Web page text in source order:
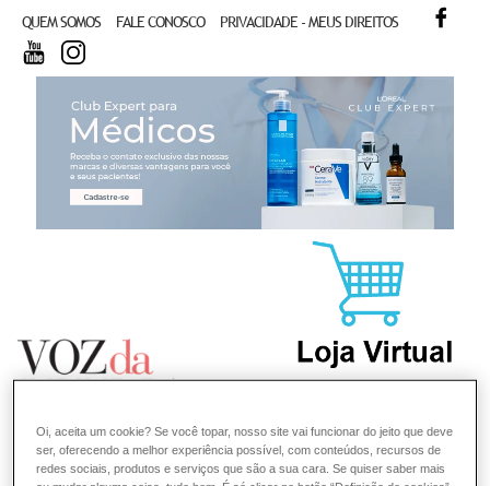
QUEM SOMOS FALE CONOSCO PRIVACIDADE - MEUS DIREITOS
YOUTUBE
Oi, aceita um cookie? Se você topar, nosso site vai funcionar do jeito que deve
ser, oferecendo a melhor experiência possível, com conteúdos, recursos de
redes sociais, produtos e serviços que são a sua cara. Se quiser saber mais